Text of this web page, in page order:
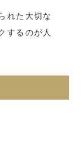
れた大切な
するのが人